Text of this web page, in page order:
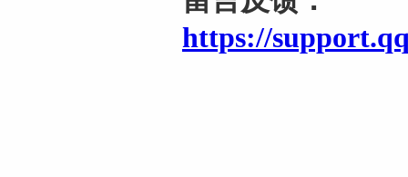
https://